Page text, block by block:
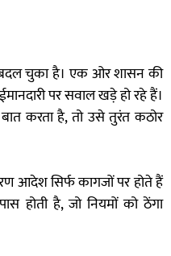
बदल चुका है। एक ओर शासन की
पर सवाल खड़े हो रहे हैं।
करता है, तो उसे तुरंत कठोर
आदेश सिर्फ कागजों पर होते हैं
है, जो नियमों को ठेंगा